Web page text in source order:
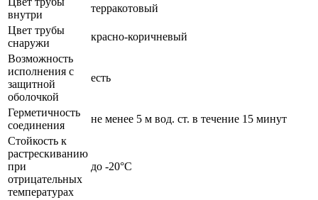
внутри
терракотовый
Цвет трубы
снаружи
красно-коричневый
Возможность
исполнения с
защитной
оболочкой
есть
Герметичность
соединения
не менее 5 м вод. ст. в течение 15 минут
Стойкость к
растрескиванию
при
отрицательных
температурах
до -20°C